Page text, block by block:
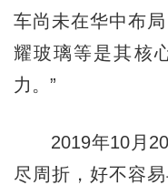
车尚未在华中布
耀玻璃等是其核
力。”
2019年10月20
尽周折，好不容